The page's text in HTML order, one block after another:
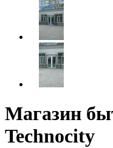
Магазин
Technocity